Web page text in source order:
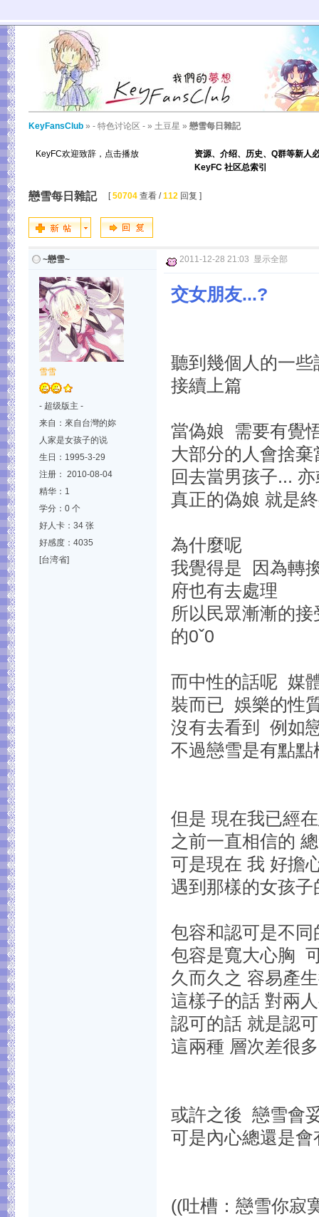
KeyFansClub » - 特色讨论区 - » 土豆星 » 戀雪每日雜記
KeyFC欢迎致辞，点击播放
资源、介绍、历史、Q群等新人
KeyFC 社区总索引
戀雪每日雜記 [50704 查看 /112 回复 ]
~戀雪~
雪雪
- 超级版主 -
来自：來自台灣的妳
人家是女孩子的说
生日：1995-3-29
注册： 2010-08-04
精华：1
学分：0 个
好人卡：34 张
好感度：4035
[台湾省]
2011-12-28 21:03 显示全部
交女朋友...?
聽到幾個人的一
接續上篇
當偽娘 需要有覺
大部分的人會捨棄
回去當男孩子...
真正的偽娘 就是
為什麼呢
我覺得是 因為轉
府也有去處理
所以民眾漸漸的
的0ˇ0
而中性的話呢 媒
裝而已 娛樂的性
沒有去看到 例如
不過戀雪是有點
但是 現在我已經
之前一直相信的
可是現在 我 好擔
遇到那樣的女孩
包容和認可是不同
包容是寬大心胸
久而久之 容易產
這樣子的話 對兩
認可的話 就是認
這兩種 層次差很
或許之後 戀雪會
可是內心總還是
((吐槽：戀雪你寂